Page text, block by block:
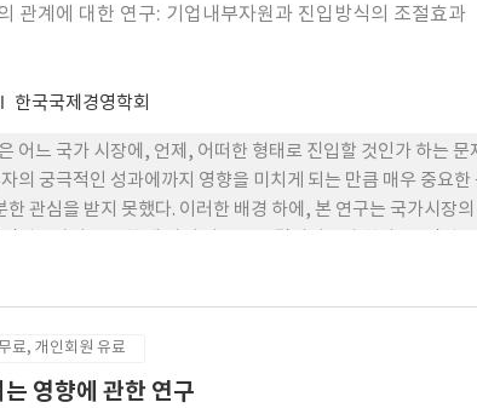
관계에 대한 연구: 기업내부자원과 진입방식의 조절효과
한국국제경영학회
어느 국가 시장에, 언제, 어떠한 형태로 진입할 것인가 하는 문
의 궁극적인 성과에까지 영향을 미치게 되는 만큼 매우 중요한
관심을 받지 못했다. 이러한 배경 하에, 본 연구는 국가시장
조사하고, 이러한 관계 내에서의 기업자원이 가지는 조절효
, 기업들은 불확실성이 높은 시장으로는 진입시기를 늦추는
것으로 나타났다. 한편, 진입시기와 기업성과의 관계에서는
료, 개인회원 유료
영향에 관한 연구